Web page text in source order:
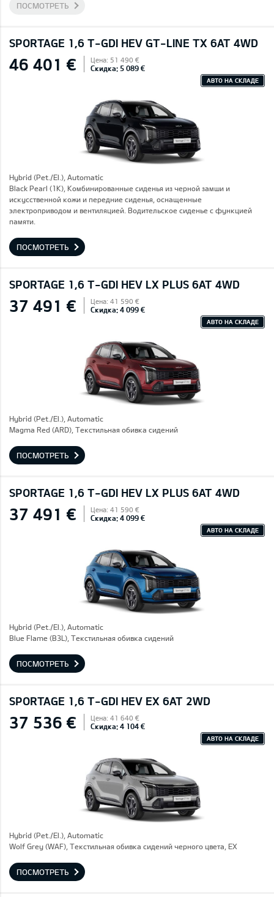
ПОСМОТРЕТЬ
SPORTAGE 1,6 T-GDI HEV GT-LINE TX 6AT 4WD
46 401 € Цена: 51 490 €
Скидка: 5 089 €
АВТО НА СКЛАДЕ
Hybrid (Pet./El.), Automatic
Black Pearl (1K), Комбинированные сиденья из черной замши и
искусственной кожи и передние сиденья, оснащенные
электроприводом и вентиляцией. Водительское сиденье с функцией
памяти.
ПОСМОТРЕТЬ
SPORTAGE 1,6 T-GDI HEV LX PLUS 6AT 4WD
37 491 € Цена: 41 590 €
Скидка: 4 099 €
АВТО НА СКЛАДЕ
Hybrid (Pet./El.), Automatic
Magma Red (ARD), Текстильная обивка сидений
ПОСМОТРЕТЬ
SPORTAGE 1,6 T-GDI HEV LX PLUS 6AT 4WD
37 491 € Цена: 41 590 €
Скидка: 4 099 €
АВТО НА СКЛАДЕ
Hybrid (Pet./El.), Automatic
Blue Flame (B3L), Текстильная обивка сидений
ПОСМОТРЕТЬ
SPORTAGE 1,6 T-GDI HEV EX 6AT 2WD
37 536 € Цена: 41 640 €
Скидка: 4 104 €
АВТО НА СКЛАДЕ
Hybrid (Pet./El.), Automatic
Wolf Grey (WAF), Текстильная обивка сидений черного цвета, EX
ПОСМОТРЕТЬ